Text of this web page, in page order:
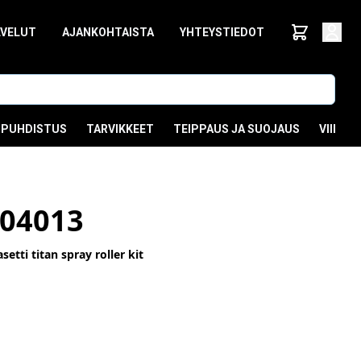
AJANKOHTAISTA YHTEYSTIEDOT
PUHDISTUS TARVIKKEET TEIPPAUS JA SUOJAUS
titan spray roller kit